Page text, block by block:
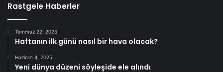
Rastgele Haberler
Temmuz 22, 2025
Haftanın ilk günü nasıl bir hava olacak?
Haziran 4, 2025
Yeni dünya düzeni söyleşide ele alındı